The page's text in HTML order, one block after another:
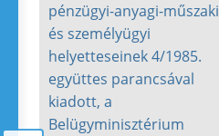
pénzügyi-anyagi-műszaki
és személyügyi
helyetteseinek 4/1985.
együttes parancsával
kiadott, a
Belügyminisztérium